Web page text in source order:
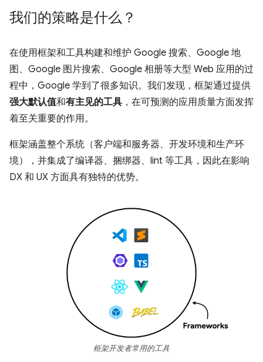
我们的策略是什么？
在使用框架和工具构建和维护 Google 搜索、Google 地
图、Google 图片搜索、Google 相册等大型 Web 应用的过
程中，Google 学到了很多知识。我们发现，框架通过提供
强大默认值和有主见的工具 ，在可预测的应用质量方面发挥
着至关重要的作用。
框架涵盖整个系统（客户端和服务器、开发环境和生产环
境），并集成了编译器、捆绑器、lint 等工具，因此在影响
DX 和 UX 方面具有独特的优势。
框架开发者常用的工具